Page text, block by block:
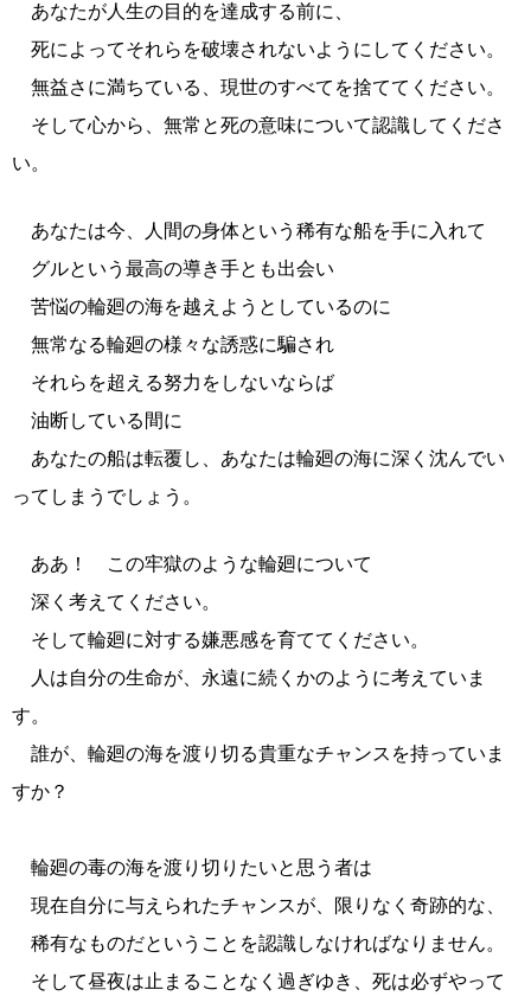
あなたが人生の目的を達成する前に、
死によってそれらを破壊されないようにしてください。
無益さに満ちている、現世のすべてを捨ててください。
そして心から、無常と死の意味について認識してくださ
い。
あなたは今、人間の身体という稀有な船を手に入れて
グルという最高の導き手とも出会い
苦悩の輪廻の海を越えようとしているのに
無常なる輪廻の様々な誘惑に騙され
それらを超える努力をしないならば
油断している間に
あなたの船は転覆し、あなたは輪廻の海に深く沈んでい
ってしまうでしょう。
ああ！ この牢獄のような輪廻について
深く考えてください。
そして輪廻に対する嫌悪感を育ててください。
人は自分の生命が、永遠に続くかのように考えていま
す。
誰が、輪廻の海を渡り切る貴重なチャンスを持っていま
すか？
輪廻の毒の海を渡り切りたいと思う者は
現在自分に与えられたチャンスが、限りなく奇跡的な、
稀有なものだということを認識しなければなりません。
そして昼夜は止まることなく過ぎゆき、死は必ずやって